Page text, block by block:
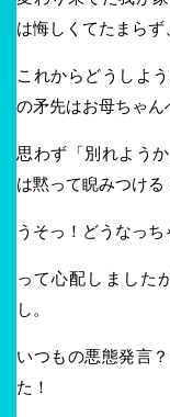
は悔しくてたまらず
これからどうしよ
の矛先はお母ちゃん
思わず「別れよう
は黙って睨みつける
うそっ！どうなっち
って心配しました
し。
いつもの悪態発言
た！